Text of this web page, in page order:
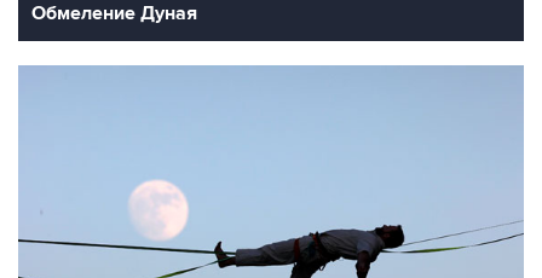
Обмеление Дуная